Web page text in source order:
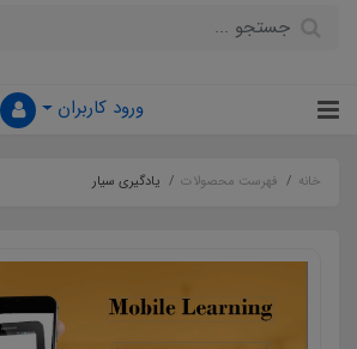
ورود کاربران
خانه فهرست محصولات یادگیری سیار